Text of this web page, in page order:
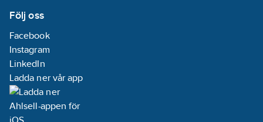
Följ oss
Facebook
Instagram
LinkedIn
Ladda ner vår app